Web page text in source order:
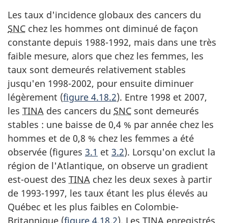
Les taux d'incidence globaux des cancers du
SNC chez les hommes ont diminué de façon
constante depuis 1988-1992, mais dans une très
faible mesure, alors que chez les femmes, les
taux sont demeurés relativement stables
jusqu'en 1998-2002, pour ensuite diminuer
légèrement (figure 4.18.2). Entre 1998 et 2007,
les TINA des cancers du SNC sont demeurés
stables : une baisse de 0,4 % par année chez les
hommes et de 0,8 % chez les femmes a été
observée (figures 3.1 et 3.2). Lorsqu'on exclut la
région de l'Atlantique, on observe un gradient
est-ouest des TINA chez les deux sexes à partir
de 1993-1997, les taux étant les plus élevés au
Québec et les plus faibles en Colombie-
Britannique (figure 4.18.2). Les TINA enregistrés